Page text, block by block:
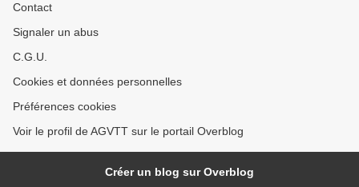
Contact
Signaler un abus
C.G.U.
Cookies et données personnelles
Préférences cookies
Voir le profil de AGVTT sur le portail Overblog
Créer un blog sur Overblog